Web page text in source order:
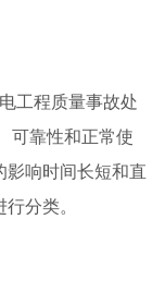
工程质量事故处
可靠性和正常使
影响时间长短和直
分类。